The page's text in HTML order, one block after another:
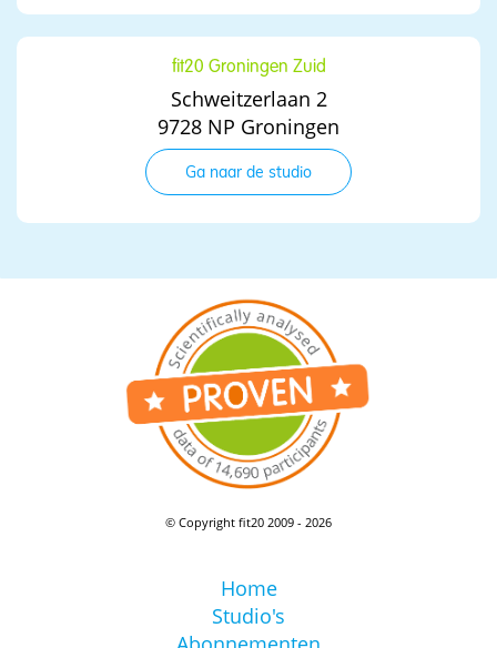
fit20 Groningen Zuid
Schweitzerlaan 2
9728 NP Groningen
Ga naar de studio
© Copyright fit20 2009 - 2026
Home
Studio's